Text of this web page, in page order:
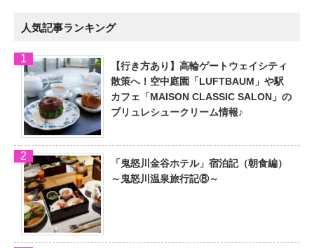
人気記事ランキング
【行き方あり】高輪ゲートウェイシティ
散策へ！空中庭園「LUFTBAUM」や駅
カフェ「MAISON CLASSIC SALON」の
ブリュレシュークリーム情報♪
「鬼怒川金谷ホテル」宿泊記（朝食編）
～鬼怒川温泉旅行記⑧～